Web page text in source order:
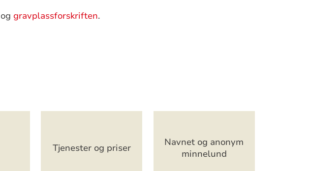
og gravplassforskriften.
Tjenester og priser
Navnet og anonym
minnelund